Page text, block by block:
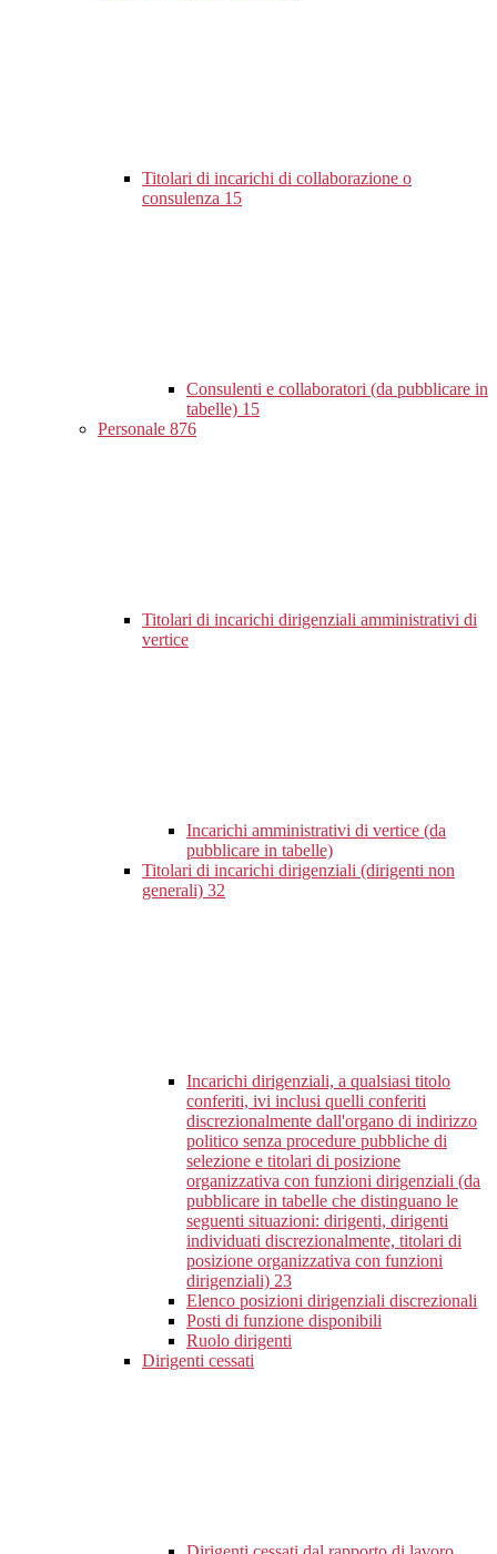
Titolari di incarichi di collaborazione o
consulenza 15
Consulenti e collaboratori (da pubblicare in
tabelle) 15
Personale 876
Titolari di incarichi dirigenziali amministrativi di
vertice
Incarichi amministrativi di vertice (da
pubblicare in tabelle)
Titolari di incarichi dirigenziali (dirigenti non
generali) 32
Incarichi dirigenziali, a qualsiasi titolo
conferiti, ivi inclusi quelli conferiti
discrezionalmente dall'organo di indirizzo
politico senza procedure pubbliche di
selezione e titolari di posizione
organizzativa con funzioni dirigenziali (da
pubblicare in tabelle che distinguano le
seguenti situazioni: dirigenti, dirigenti
individuati discrezionalmente, titolari di
posizione organizzativa con funzioni
dirigenziali) 23
Elenco posizioni dirigenziali discrezionali
Posti di funzione disponibili
Ruolo dirigenti
Dirigenti cessati